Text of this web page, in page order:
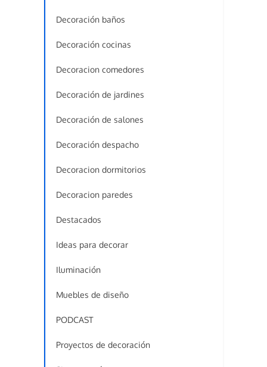
Decoración baños
Decoración cocinas
Decoracion comedores
Decoración de jardines
Decoración de salones
Decoración despacho
Decoracion dormitorios
Decoracion paredes
Destacados
Ideas para decorar
Iluminación
Muebles de diseño
PODCAST
Proyectos de decoración